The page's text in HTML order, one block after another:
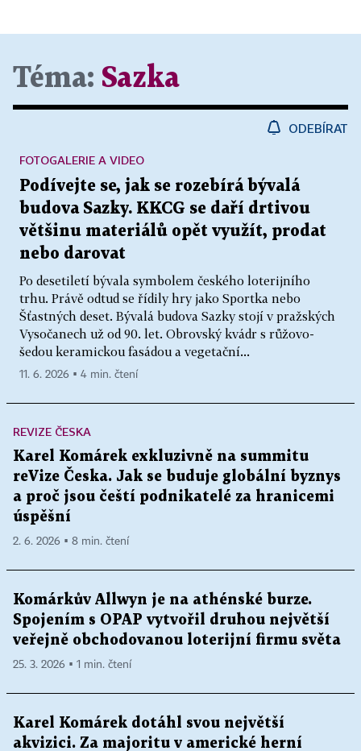
Téma: Sazka
ODEBÍRAT
Podívejte se, jak se rozebírá bývalá
budova Sazky. KKCG se daří drtivou
většinu materiálů opět využít, prodat
nebo darovat
Po desetiletí bývala symbolem českého loterijního
trhu. Právě odtud se řídily hry jako Sportka nebo
Šťastných deset. Bývalá budova Sazky stojí v pražských
Vysočanech už od 90. let. Obrovský kvádr s růžovo-
šedou keramickou fasádou a vegetační...
FOTOGALERIE A VIDEO
11. 6. 2026 ▪ 4 min. čtení
REVIZE ČESKA
Karel Komárek exkluzivně na summitu
reVize Česka. Jak se buduje globální byznys
a proč jsou čeští podnikatelé za hranicemi
úspěšní
2. 6. 2026 ▪ 8 min. čtení
Komárkův Allwyn je na athénské burze.
Spojením s OPAP vytvořil druhou největší
veřejně obchodovanou loterijní firmu světa
25. 3. 2026 ▪ 1 min. čtení
Karel Komárek dotáhl svou největší
akvizici. Za majoritu v americké herní